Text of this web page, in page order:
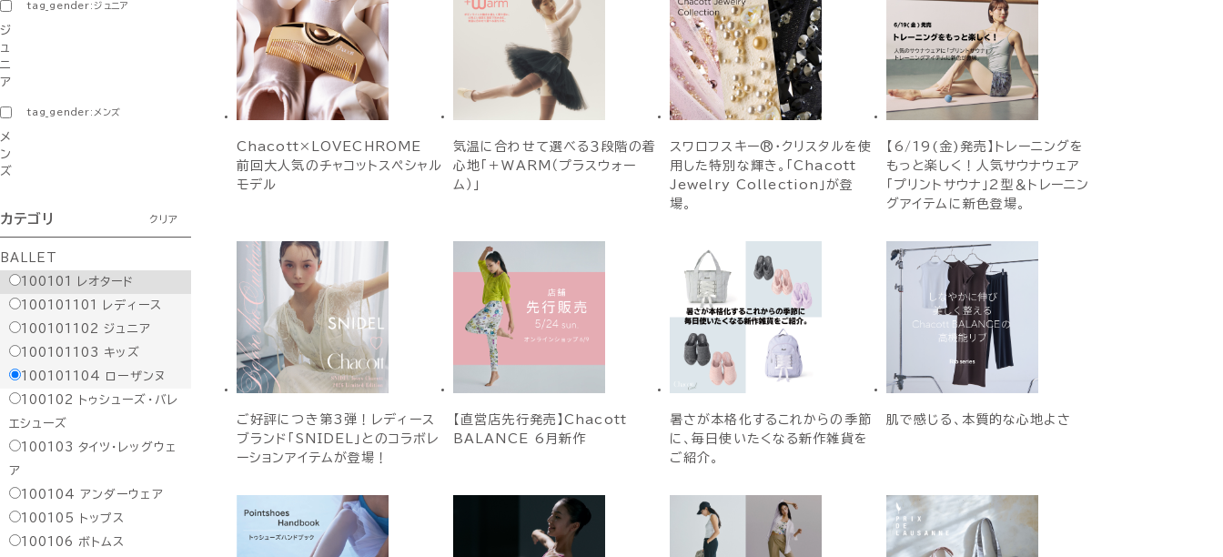
tag_gender:ジュニア
ジ
ュ
ニ
ア
tag_gender:メンズ
メ
ン
ズ
カテゴリ クリア
BALLET
100101
レオタード
100101101
レディース
100101102 ジュニア
100101103
キッズ
100101104
ローザンヌ
100102
トゥシューズ・バレ
エシューズ
100103 タイツ・レッグウェ
ア
100104 アンダーウェア
100105
トップス
100106
ボトムス
Chacott×LOVECHROME
前回大人気のチャコットスペシャル
モデル
気温に合わせて選べる３段階の着
心地「＋WARM（プラスウォー
ム）」
スワロフスキー®・クリスタルを使
用した特別な輝き。「Chacott
Jewelry Collection」が登
場。
【6/19(金)発売】トレーニングを
もっと楽しく！人気サウナウェア
「プリントサウナ」2型＆トレーニン
グアイテムに新色登場。
ご好評につき第3弾！レディース
ブランド「SNIDEL」とのコラボレ
ーションアイテムが登場！
【直営店先行発売】Chacott
BALANCE 6月新作
暑さが本格化するこれからの季節
に、毎日使いたくなる新作雑貨を
ご紹介。
肌で感じる、本質的な心地よさ